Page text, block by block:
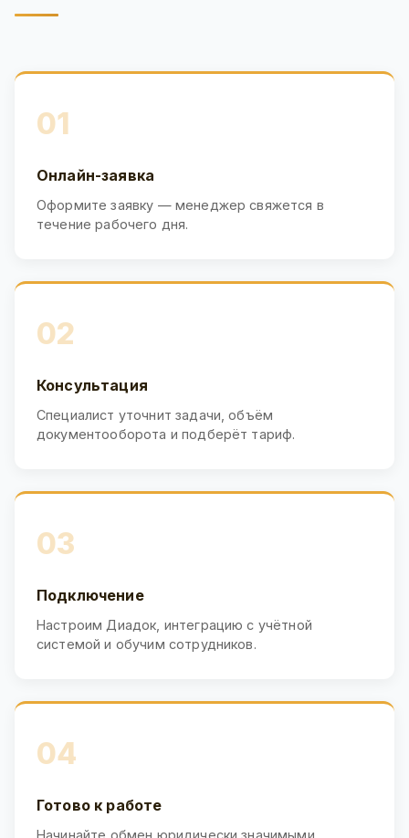
01
Онлайн-заявка
Оформите заявку — менеджер свяжется в
течение рабочего дня.
02
Консультация
Специалист уточнит задачи, объём
документооборота и подберёт тариф.
03
Подключение
Настроим Диадок, интеграцию с учётной
системой и обучим сотрудников.
04
Готово к работе